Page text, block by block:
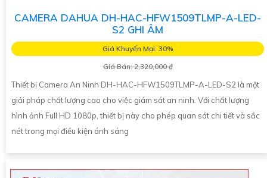
CAMERA DAHUA DH-HAC-HFW1509TLMP-A-LED-
S2 GHI ÂM
Giá Khuyến Mại: 30%
Giá Bán: 2,320,000 ₫
Thiết bị Camera An Ninh DH-HAC-HFW1509TLMP-A-LED-S2 là một
giải pháp chất lượng cao cho việc giám sát an ninh. Với chất lượng
hình ảnh Full HD 1080p, thiết bị này cho phép quan sát chi tiết và sắc
nét trong mọi điều kiện ánh sáng